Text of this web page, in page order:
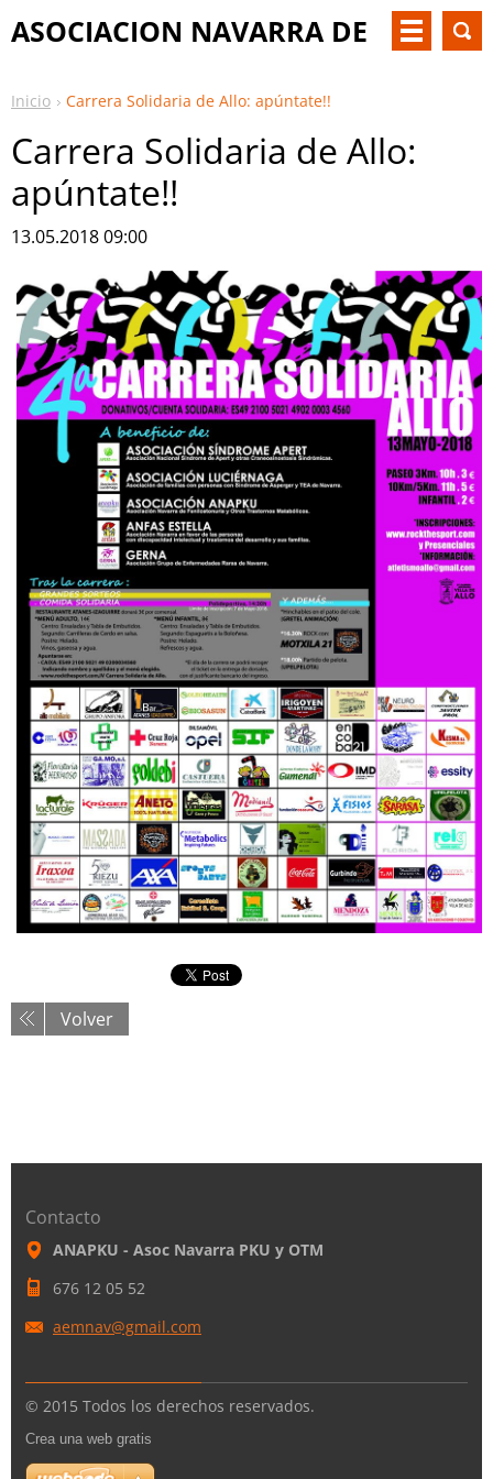
ASOCIACION NAVARRA DE
Inicio Carrera Solidaria de Allo: apúntate!!
Carrera Solidaria de Allo:
apúntate!!
13.05.2018 09:00
Volver
Contacto
ANAPKU - Asoc Navarra PKU y OTM
676 12 05 52
aemnav@gmail.com
© 2015 Todos los derechos reservados.
Crea una web gratis